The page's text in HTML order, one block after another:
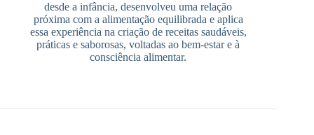
desde a infância, desenvolveu uma relação
próxima com a alimentação equilibrada e aplica
essa experiência na criação de receitas saudáveis,
práticas e saborosas, voltadas ao bem-estar e à
consciência alimentar.